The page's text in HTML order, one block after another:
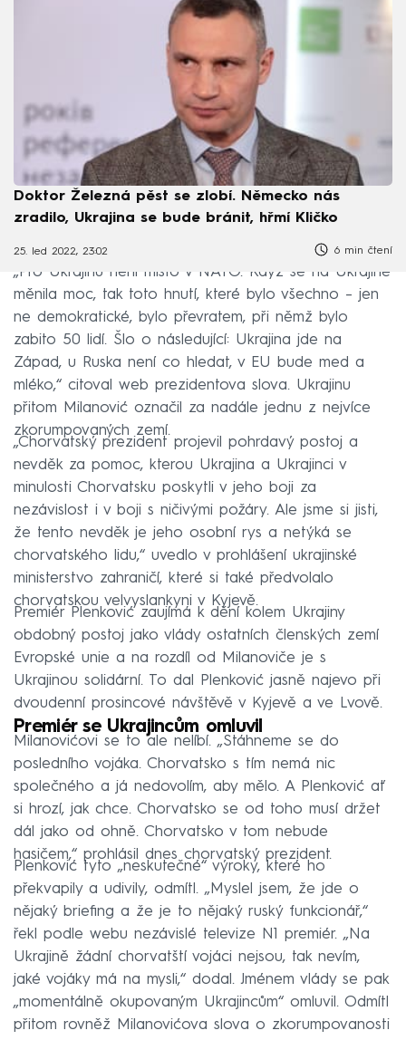
Doktor Železná pěst se zlobí. Německo nás
zradilo, Ukrajina se bude bránit, hřmí Kličko
25. led 2022, 23:02 6 min čtení
„Pro Ukrajinu není místo v NATO. Když se na Ukrajině
měnila moc, tak toto hnutí, které bylo všechno –⁠ jen
ne demokratické, bylo převratem, při němž bylo
zabito 50 lidí. Šlo o následující: Ukrajina jde na
Západ, u Ruska není co hledat, v EU bude med a
mléko,“ citoval web prezidentova slova. Ukrajinu
přitom Milanović označil za nadále jednu z nejvíce
zkorumpovaných zemí.
„Chorvatský prezident projevil pohrdavý postoj a
nevděk za pomoc, kterou Ukrajina a Ukrajinci v
minulosti Chorvatsku poskytli v jeho boji za
nezávislost i v boji s ničivými požáry. Ale jsme si jisti,
že tento nevděk je jeho osobní rys a netýká se
chorvatského lidu,“ uvedlo v prohlášení ukrajinské
ministerstvo zahraničí, které si také předvolalo
chorvatskou velvyslankyni v Kyjevě.
Premiér Plenković zaujímá k dění kolem Ukrajiny
obdobný postoj jako vlády ostatních členských zemí
Evropské unie a na rozdíl od Milanoviče je s
Ukrajinou solidární. To dal Plenković jasně najevo při
dvoudenní prosincové návštěvě v Kyjevě a ve Lvově.
Premiér se Ukrajincům omluvil
Milanovićovi se to ale nelíbí. „Stáhneme se do
posledního vojáka. Chorvatsko s tím nemá nic
společného a já nedovolím, aby mělo. A Plenković ať
si hrozí, jak chce. Chorvatsko se od toho musí držet
dál jako od ohně. Chorvatsko v tom nebude
hasičem,“ prohlásil dnes chorvatský prezident.
Plenković tyto „neskutečné“ výroky, které ho
překvapily a udivily, odmítl. „Myslel jsem, že jde o
nějaký briefing a že je to nějaký ruský funkcionář,“
řekl podle webu nezávislé televize N1 premiér. „Na
Ukrajině žádní chorvatští vojáci nejsou, tak nevím,
jaké vojáky má na mysli,“ dodal. Jménem vlády se pak
„momentálně okupovaným Ukrajincům“ omluvil. Odmítl
přitom rovněž Milanovićova slova o zkorumpovanosti